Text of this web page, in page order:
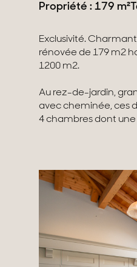
Propriété : 179 m²
Exclusivité.
rénovée de 179 m2
1200 m2.
Au rez-de-jardin,
avec cheminée, ces
4 chambres dont